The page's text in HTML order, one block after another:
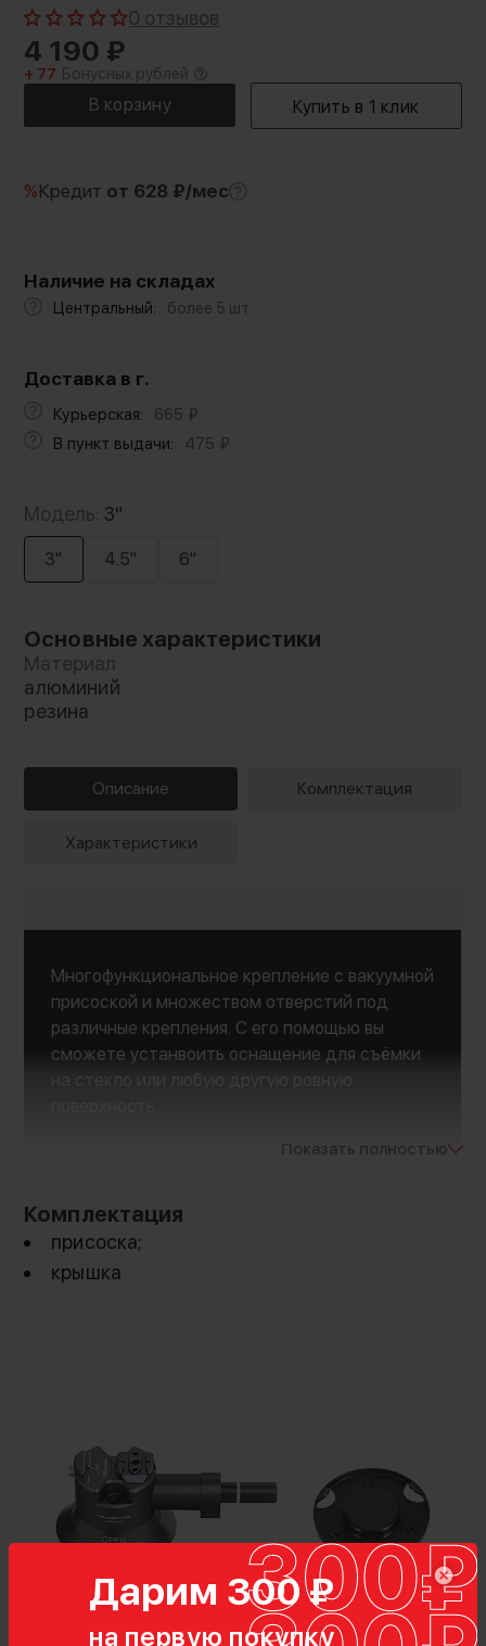
Дарим 300 ₽
на первую покупку
0 отзывов
4 190 ₽
+ 77 Бонусных рублей
%Кредит от 628 ₽/мес
Наличие на складах
Центральный: более 5 шт.
Доставка в г.
Курьерская: 665 ₽
В пункт выдачи:
475 ₽
Модель: 3"
3" 4.5" 6"
Основные характеристики
Материал
алюминий
резина
Описание Комплектация
Характеристики
Многофункциональное крепление с вакуумной
присоской и множеством отверстий под
различные крепления. С его помощью вы
сможете устанвоить оснащение для съёмки
Показать полностью
Комплектация
присоска;
крышка